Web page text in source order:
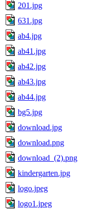
201.jpg
631.jpg
ab4.jpg
ab41.jpg
ab42.jpg
ab43.jpg
ab44.jpg
bg5.jpg
download.jpg
download.png
download_(2).png
kindergarten.jpg
logo.jpeg
logo1.jpeg